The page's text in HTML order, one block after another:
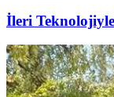
İleri